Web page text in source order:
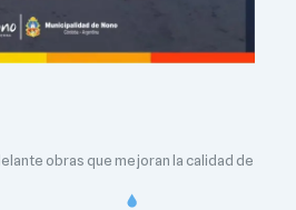
obras que mejoran la calidad de